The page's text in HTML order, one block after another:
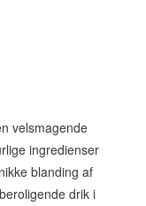
velsmagende
ingredienser
blanding af
drik i